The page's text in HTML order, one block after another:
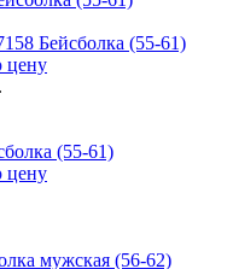
Бейсболка (55-61)
цену
(55-61)
цену